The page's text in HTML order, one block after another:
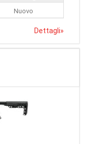
Nuovo
Dettagli»